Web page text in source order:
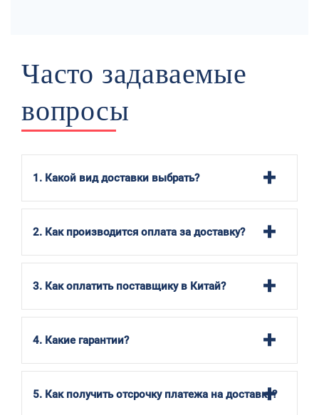
Часто задаваемые
вопросы
1. Какой вид доставки выбрать?
2. Как производится оплата за доставку?
3. Как оплатить поставщику в Китай?
4. Какие гарантии?
5. Как получить отсрочку платежа на доставку?